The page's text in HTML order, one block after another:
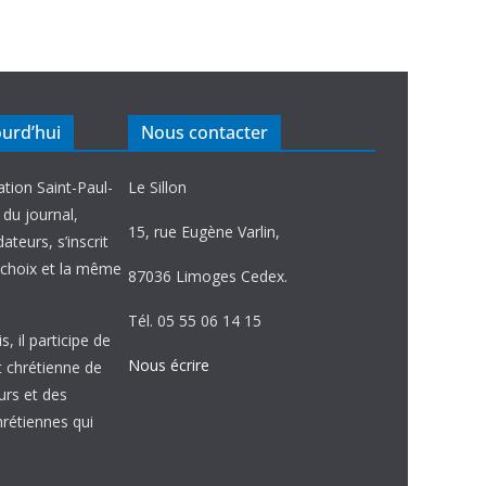
Saint-Paul-
journal,
s’inscrit
et la même
il participe de
chrétienne de
et des
qui
Nous contacter
Le Sillon
15, rue Eugène Varlin,
87036 Limoges Cedex.
Tél. 05 55 06 14 15
Nous écrire